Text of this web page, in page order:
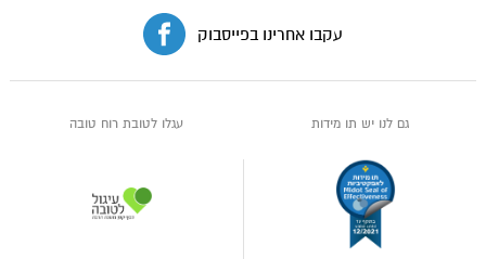
גם לנו יש תו מידות עגלו לטובת רוח טובה
עקבו אחרינו בפייסבוק